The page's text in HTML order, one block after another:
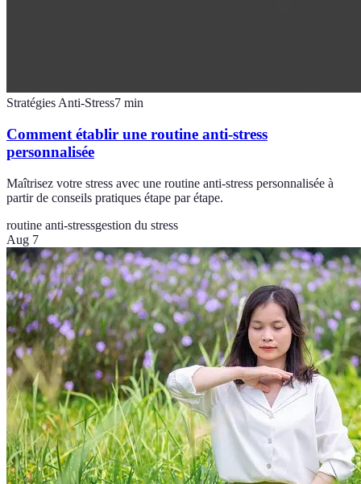
Stratégies Anti-Stress7 min
Comment établir une routine anti-stress
personnalisée
Maîtrisez votre stress avec une routine anti-stress personnalisée à
partir de conseils pratiques étape par étape.
routine anti-stressgestion du stress
Aug 7